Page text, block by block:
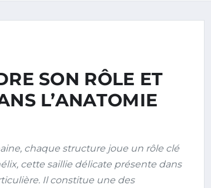
SON RÔLE ET
L’ANATOMIE
chaque structure joue un rôle clé
cette saillie délicate présente dans
Il constitue une des